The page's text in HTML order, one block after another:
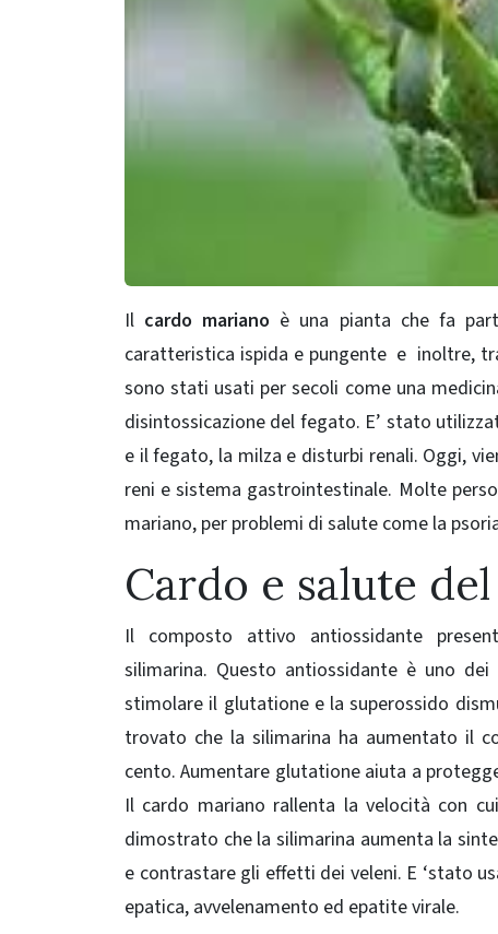
Il cardo mariano è una pianta che fa
caratteristica ispida e pungente e inoltre,
sono stati usati per secoli come una
disintossicazione del fegato. E’ stato
e il fegato, la milza e disturbi renali. Oggi,
reni e sistema gastrointestinale. Molte
mariano, per problemi di salute come la
Cardo e salute
Il composto attivo antiossidante
silimarina. Questo antiossidante è uno
stimolare il glutatione e la superossido
trovato che la silimarina ha aumentato il
cento.Aumentare glutatione aiuta a
Il cardo mariano rallenta la velocità con
dimostrato che la silimarina aumenta la
e contrastare gli effetti dei veleni. E ‘stato
epatica, avvelenamento ed epatite virale.